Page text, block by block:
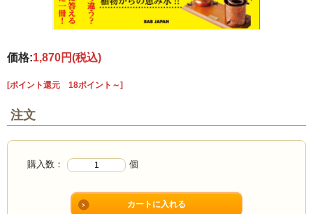
価格:1,870円(税込)
[ポイント還元 18ポイント～]
注文
購入数： 個